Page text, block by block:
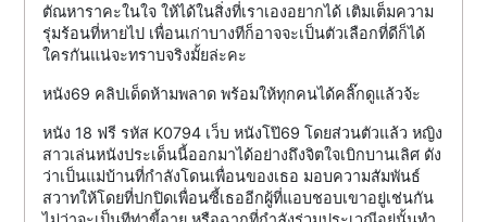
ตัณหาราคะในใจ ให้ได้ในสิ่งที่เราเองอยากได้ เติมเต็มความ
รุ่มร้อนที่หายไป เพื่อนเก่าบางทีก็อาจจะเป็นตัวเลือกที่ดีก็ได้
ใครกันแน่จะทราบจริงมั้ยล่ะคะ
หนัง69 คลิปเด็ดห้ามพลาด พร้อมให้ทุกคนได้คลิ๊กดูแล้วจ้ะ
หนัง 18 ฟรี รหัส K0794 เว็บ หนังโป๊69 โดยส่วนตัวแล้ว หญิง
สาวเล่นหนังประเด็นนี้ออกมาได้อย่างถึงจิตใจเบิกบานเลิศ ดัง
ว่าเป็นแม่บ้านที่กำลังโดนเพื่อนของเธอ มอบความสัมพันธ์
สวาทให้โดยที่ปกปิดเพื่อนซี้เธออีกผู้ที่แอบชอบเขาอยู่เช่นกัน